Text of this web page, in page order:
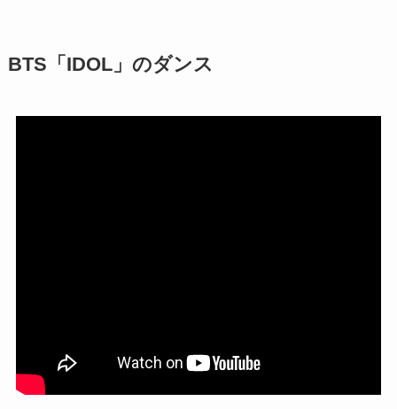
BTS「IDOL」のダンス